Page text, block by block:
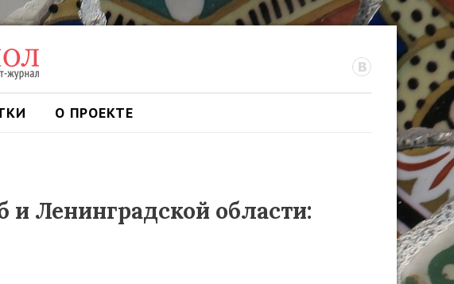
О ПРОЕКТЕ
Ленинградской области: